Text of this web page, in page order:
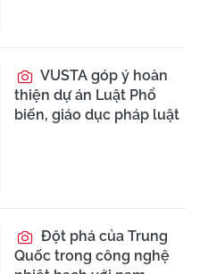
VUSTA góp ý hoàn
thiện dự án Luật Phổ
biến, giáo dục pháp luật
Đột phá của Trung
Quốc trong công nghệ